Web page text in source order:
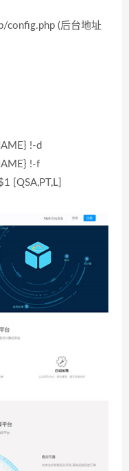
config.php (后台地址
!-d
!-f
[QSA,PT,L]